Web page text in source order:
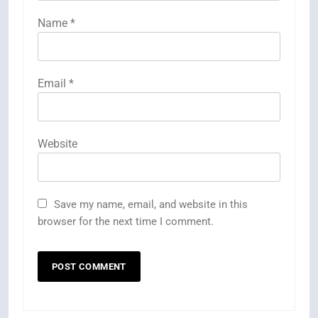
Name *
Email *
Website
Save my name, email, and website in this
browser for the next time I comment.